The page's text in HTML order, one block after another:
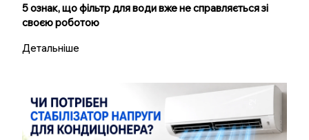
5 ознак, що фільтр для води вже не справляється зі
своєю роботою
Детальніше